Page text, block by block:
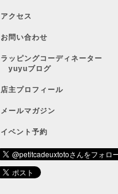
アクセス
お問い合わせ
ラッピングコーディネーター
yuyuブログ
店主プロフィール
メールマガジン
イベント予約